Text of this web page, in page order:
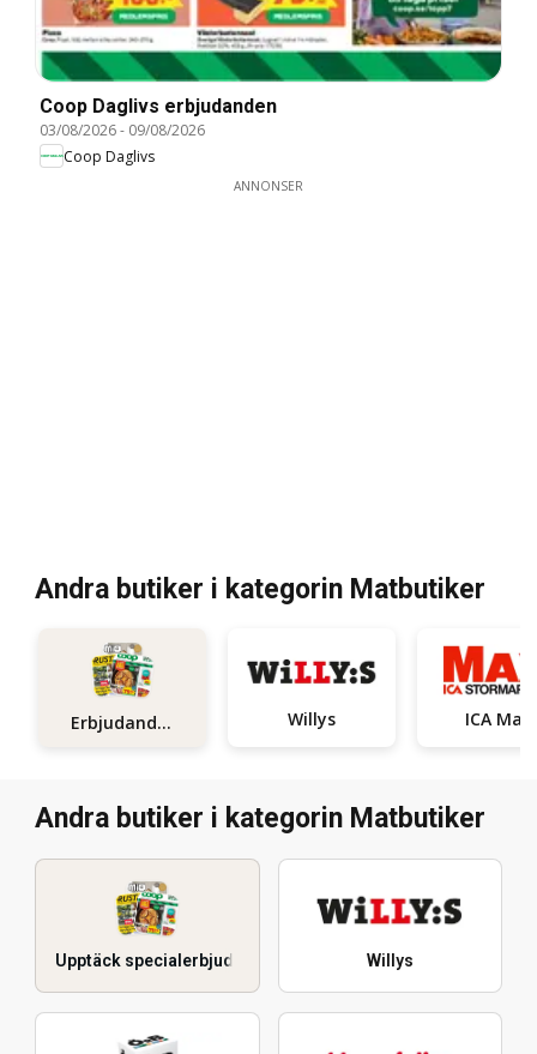
Coop Daglivs erbjudanden
03/08/2026- 09/08/2026
Coop Daglivs
ANNONSER
Andra butiker i kategorin Matbutiker
Erbjudanden Willys ICA Maxi
Andra butiker i kategorin Matbutiker
Upptäck specialerbjudanden Willys